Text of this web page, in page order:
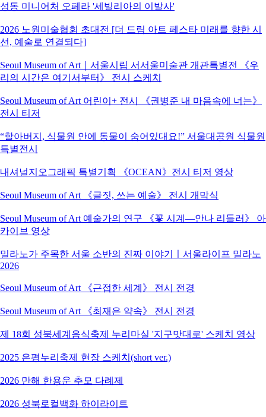
성동 미니어처 오페라 '세빌리아의 이발사'
2026 노원미술협회 초대전 [더 드림 아트 페스타 미래를 향한 시
선, 예술로 연결되다]
Seoul Museum of Art｜서울시립 서서울미술관 개관특별전 《우
리의 시간은 여기서부터》 전시 스케치
Seoul Museum of Art 어린이+ 전시 《권병준 내 마음속에 너는》
전시 티저
“할아버지, 식물원 안에 동물이 숨어있대요!” 서울대공원 식물원
특별전시
내셔널지오그래픽 특별기획 《OCEAN》전시 티저 영상
Seoul Museum of Art 《글짓, 쓰는 예술》 전시 개막식
Seoul Museum of Art 예술가의 연구 《꽃 시계―안나 리들러》 아
카이브 영상
밀라노가 주목한 서울 소반의 진짜 이야기ㅣ서울라이프 밀라노
2026
Seoul Museum of Art 《근접한 세계》 전시 전경
Seoul Museum of Art 《최재은 약속》 전시 전경
제 18회 성북세계음식축제 누리마실 '지구맛대로' 스케치 영상
2025 은평누리축제 현장 스케치(short ver.)
2026 만해 한용운 추모 다례제
2026 성북로컬백화 하이라이트